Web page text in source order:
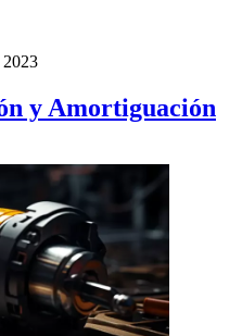
2023
y Amortiguación